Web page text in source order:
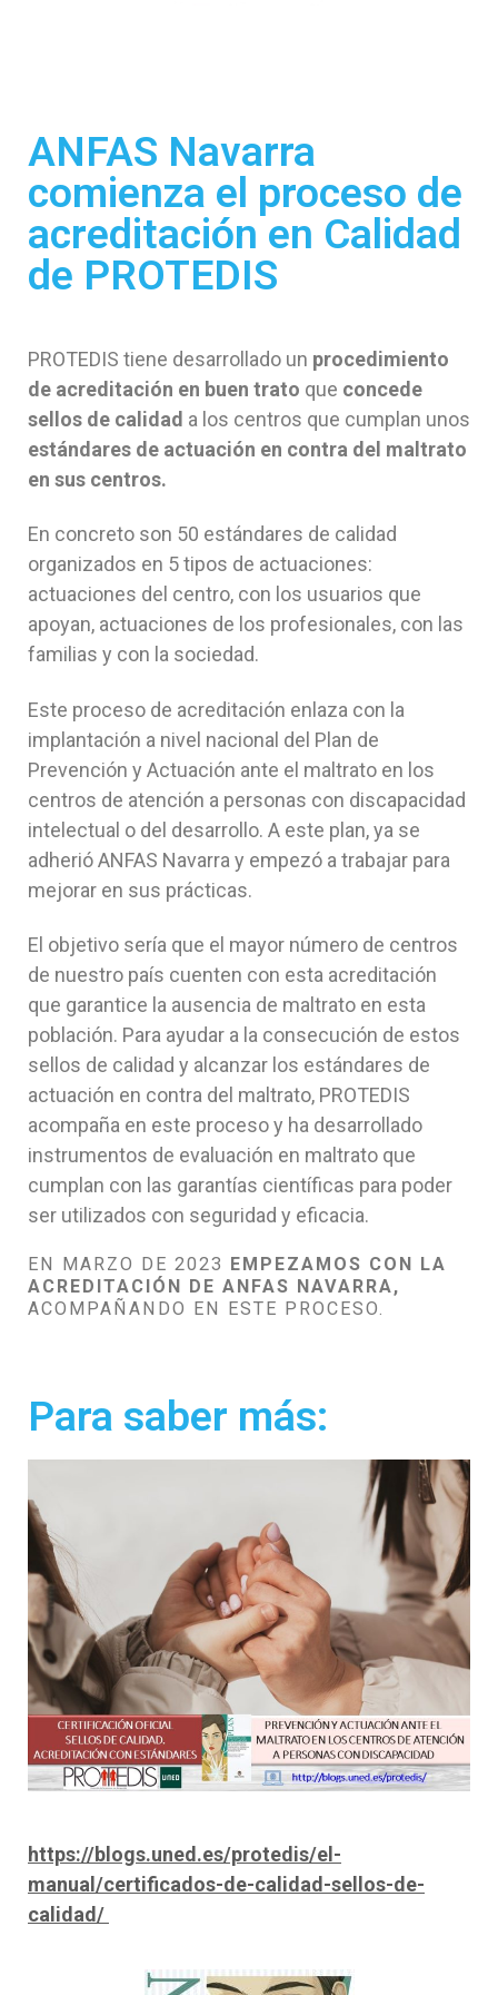
ANFAS Navarra
comienza el proceso de
acreditación en Calidad
de PROTEDIS
PROTEDIS tiene desarrollado un procedimiento
de acreditación en buen trato que concede
sellos de calidad a los centros que cumplan unos
estándares de actuación en contra del maltrato
en sus centros.
En concreto son 50 estándares de calidad
organizados en 5 tipos de actuaciones:
actuaciones del centro, con los usuarios que
apoyan, actuaciones de los profesionales, con las
familias y con la sociedad.
Este proceso de acreditación enlaza con la
implantación a nivel nacional del Plan de
Prevención y Actuación ante el maltrato en los
centros de atención a personas con discapacidad
intelectual o del desarrollo. A este plan, ya se
adherió ANFAS Navarra y empezó a trabajar para
mejorar en sus prácticas.
El objetivo sería que el mayor número de centros
de nuestro país cuenten con esta acreditación
que garantice la ausencia de maltrato en esta
población. Para ayudar a la consecución de estos
sellos de calidad y alcanzar los estándares de
actuación en contra del maltrato, PROTEDIS
acompaña en este proceso y ha desarrollado
instrumentos de evaluación en maltrato que
cumplan con las garantías científicas para poder
ser utilizados con seguridad y eficacia.
EN MARZO DE 2023 EMPEZAMOS CON LA
ACREDITACIÓN DE ANFAS NAVARRA,
ACOMPAÑANDO EN ESTE PROCESO.
Para saber más:
https://blogs.uned.es/protedis/el-
manual/certificados-de-calidad-sellos-de-
calidad/